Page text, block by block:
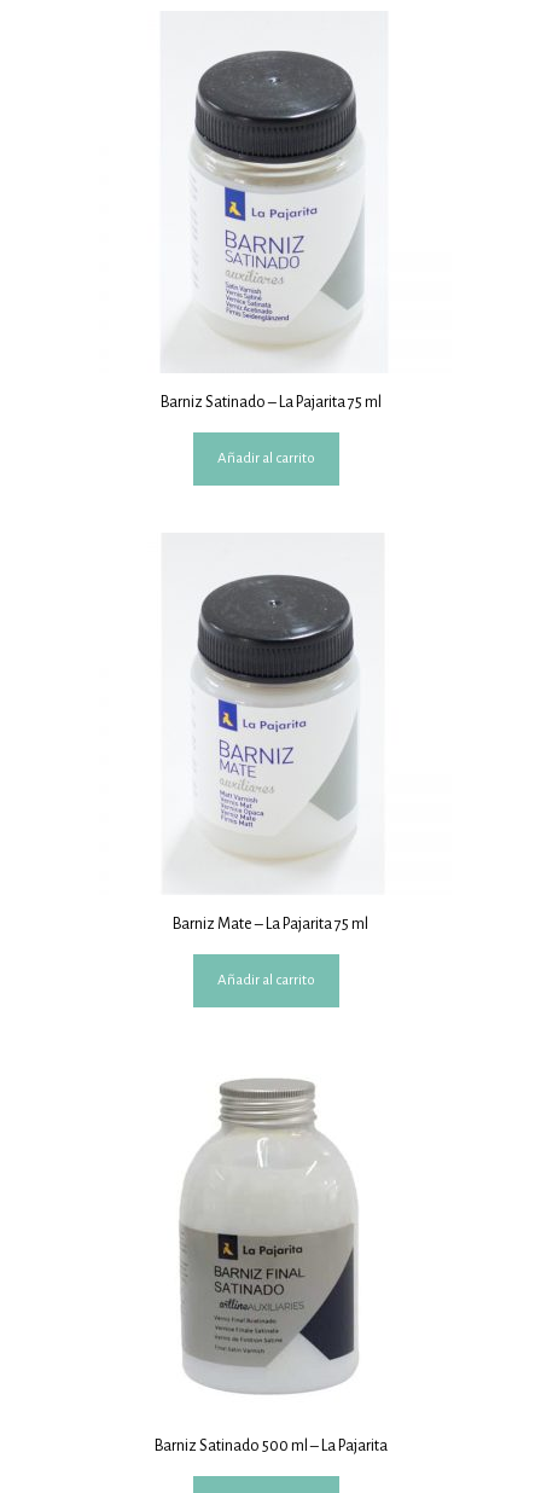
Barniz Satinado – La Pajarita 75 ml
Añadir al carrito
Barniz Mate – La Pajarita 75 ml
Añadir al carrito
Barniz Satinado 500 ml – La Pajarita